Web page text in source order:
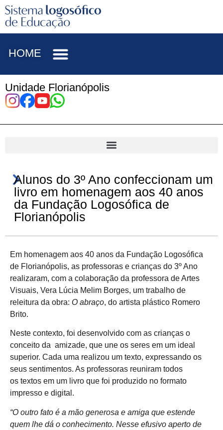
HOME
Unidade Florianópolis
Alunos do 3º Ano confeccionam um
livro em homenagem aos 40 anos
da Fundação Logosófica de
Florianópolis
Em homenagem aos 40 anos da Fundação Logosófica
de Florianópolis, as professoras e crianças do 3º Ano
realizaram, com a colaboração da professora de Artes
Visuais, Vera Lúcia Melim Borges, um trabalho de
releitura da obra: O abraço, do artista plástico Romero
Brito.
Neste contexto, foi desenvolvido com as crianças o
conceito da amizade, que une os seres em um ideal
superior. Cada uma realizou um texto, expressando os
seus sentimentos. As professoras reuniram todos
os textos em um livro que foi produzido no formato
impresso e digital.
“O outro fato é a mão generosa e amiga que estende
quem lhe dá o conhecimento. Nesse efusivo aperto de